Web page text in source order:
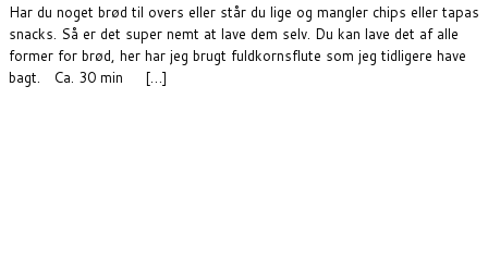
Har du noget brød til overs eller står du lige og mangler chips eller tapas
snacks. Så er det super nemt at lave dem selv. Du kan lave det af alle
former for brød, her har jeg brugt fuldkornsflute som jeg tidligere have
bagt. Ca. 30 min […]